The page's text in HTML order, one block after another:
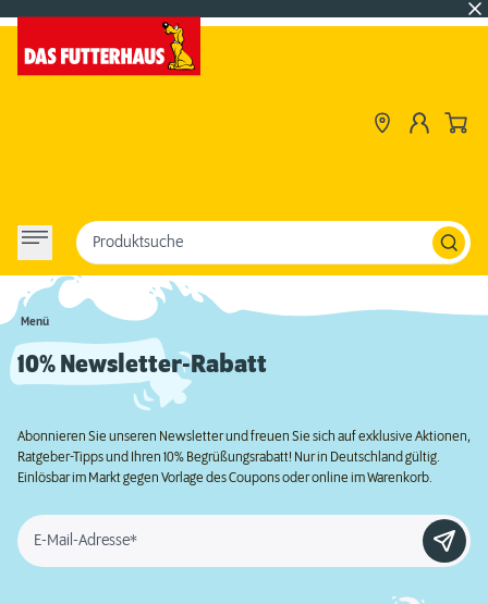
Menü
Produktsuche
10% Newsletter-Rabatt
Abonnieren Sie unseren Newsletter und freuen Sie sich auf exklusive Aktionen,
Ratgeber-Tipps und Ihren 10% Begrüßungsrabatt! Nur in Deutschland gültig.
Einlösbar im Markt gegen Vorlage des Coupons oder online im Warenkorb.
E-Mail-Adresse*